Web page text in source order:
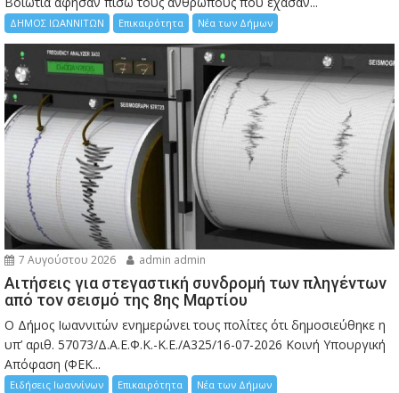
ΔΗΜΟΣ ΙΩΑΝΝΙΤΩΝ Επικαιρότητα Νέα των Δήμων
7 Αυγούστου 2026 admin admin
Αιτήσεις για στεγαστική συνδρομή των πληγέντων
από τον σεισμό της 8ης Μαρτίου
Ο Δήμος Ιωαννιτών ενημερώνει τους πολίτες ότι δημοσιεύθηκε η
υπ’ αριθ. 57073/Δ.Α.Ε.Φ.Κ.-Κ.Ε./Α325/16-07-2026 Κοινή Υπουργική
Απόφαση (ΦΕΚ...
Ειδήσεις Ιωαννίνων Επικαιρότητα Νέα των Δήμων